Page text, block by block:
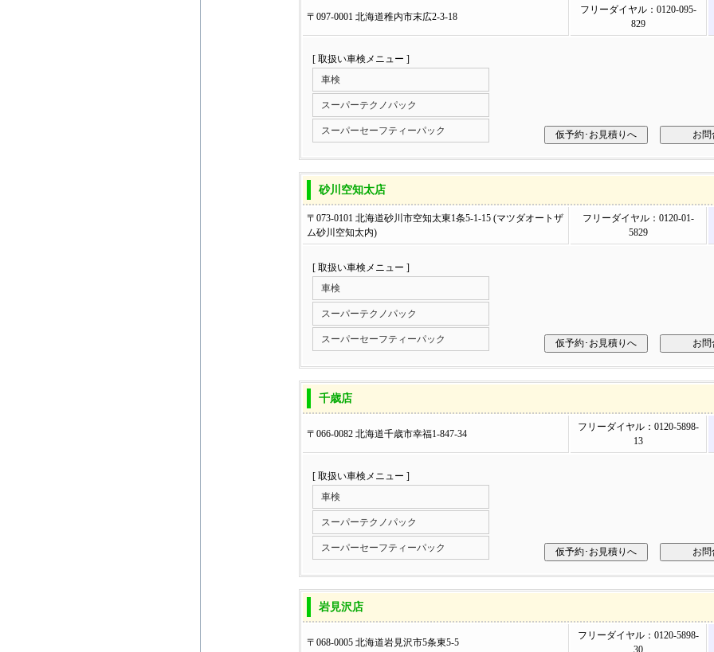
〒097-0001 北海道稚内市末広2-3-18
フリーダイヤル：0120-095-
829
[ 取扱い車検メニュー ]
車検
スーパーテクノパック
スーパーセーフティーパック
砂川空知太店
〒073-0101 北海道砂川市空知太東1条5-1-15 (マツダオートザ
ム砂川空知太内)
フリーダイヤル：0120-01-
5829
[ 取扱い車検メニュー ]
車検
スーパーテクノパック
スーパーセーフティーパック
千歳店
〒066-0082 北海道千歳市幸福1-847-34
フリーダイヤル：0120-5898-
13
[ 取扱い車検メニュー ]
車検
スーパーテクノパック
スーパーセーフティーパック
岩見沢店
〒068-0005 北海道岩見沢市5条東5-5
フリーダイヤル：0120-5898-
30